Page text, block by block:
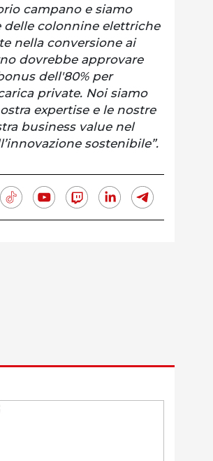
campano e siamo
delle colonnine elettriche
nella conversione ai
dovrebbe approvare
dell'80% per
private. Noi siamo
expertise e le nostre
business value nel
sostenibile”.